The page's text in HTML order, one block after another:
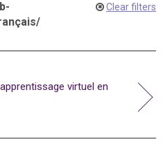
/
Clear filters
virtuel en